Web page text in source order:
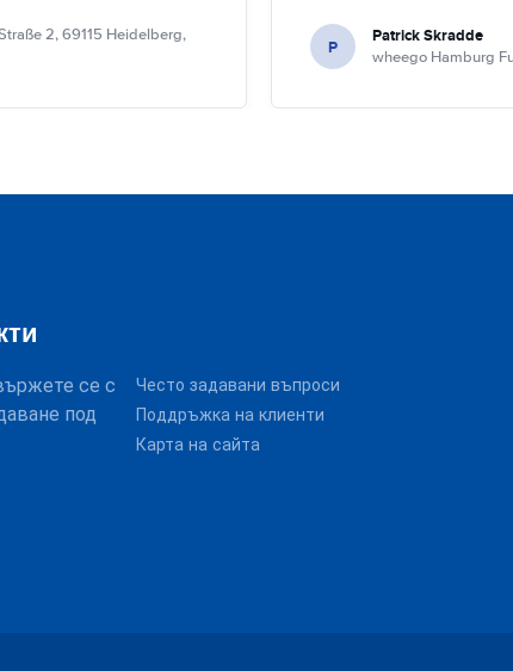
2, 69115 Heidelberg,
P Patrick Skradde
wheego Hamburg
се с
под
Често задавани въпроси
Поддръжка на клиенти
Карта на сайта